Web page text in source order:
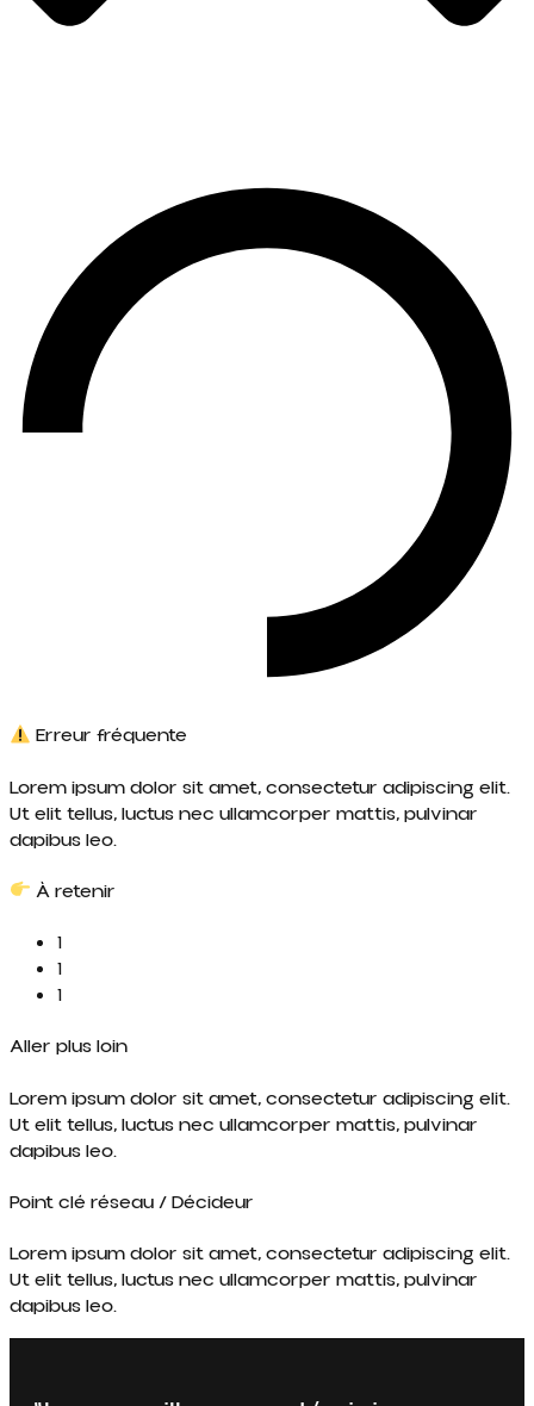
Erreur fréquente
Lorem ipsum dolor sit amet, consectetur adipiscing elit.
Ut elit tellus, luctus nec ullamcorper mattis, pulvinar
dapibus leo.
À retenir
1
1
1
Aller plus loin
Lorem ipsum dolor sit amet, consectetur adipiscing elit.
Ut elit tellus, luctus nec ullamcorper mattis, pulvinar
dapibus leo.
Point clé réseau / Décideur
Lorem ipsum dolor sit amet, consectetur adipiscing elit.
Ut elit tellus, luctus nec ullamcorper mattis, pulvinar
dapibus leo.